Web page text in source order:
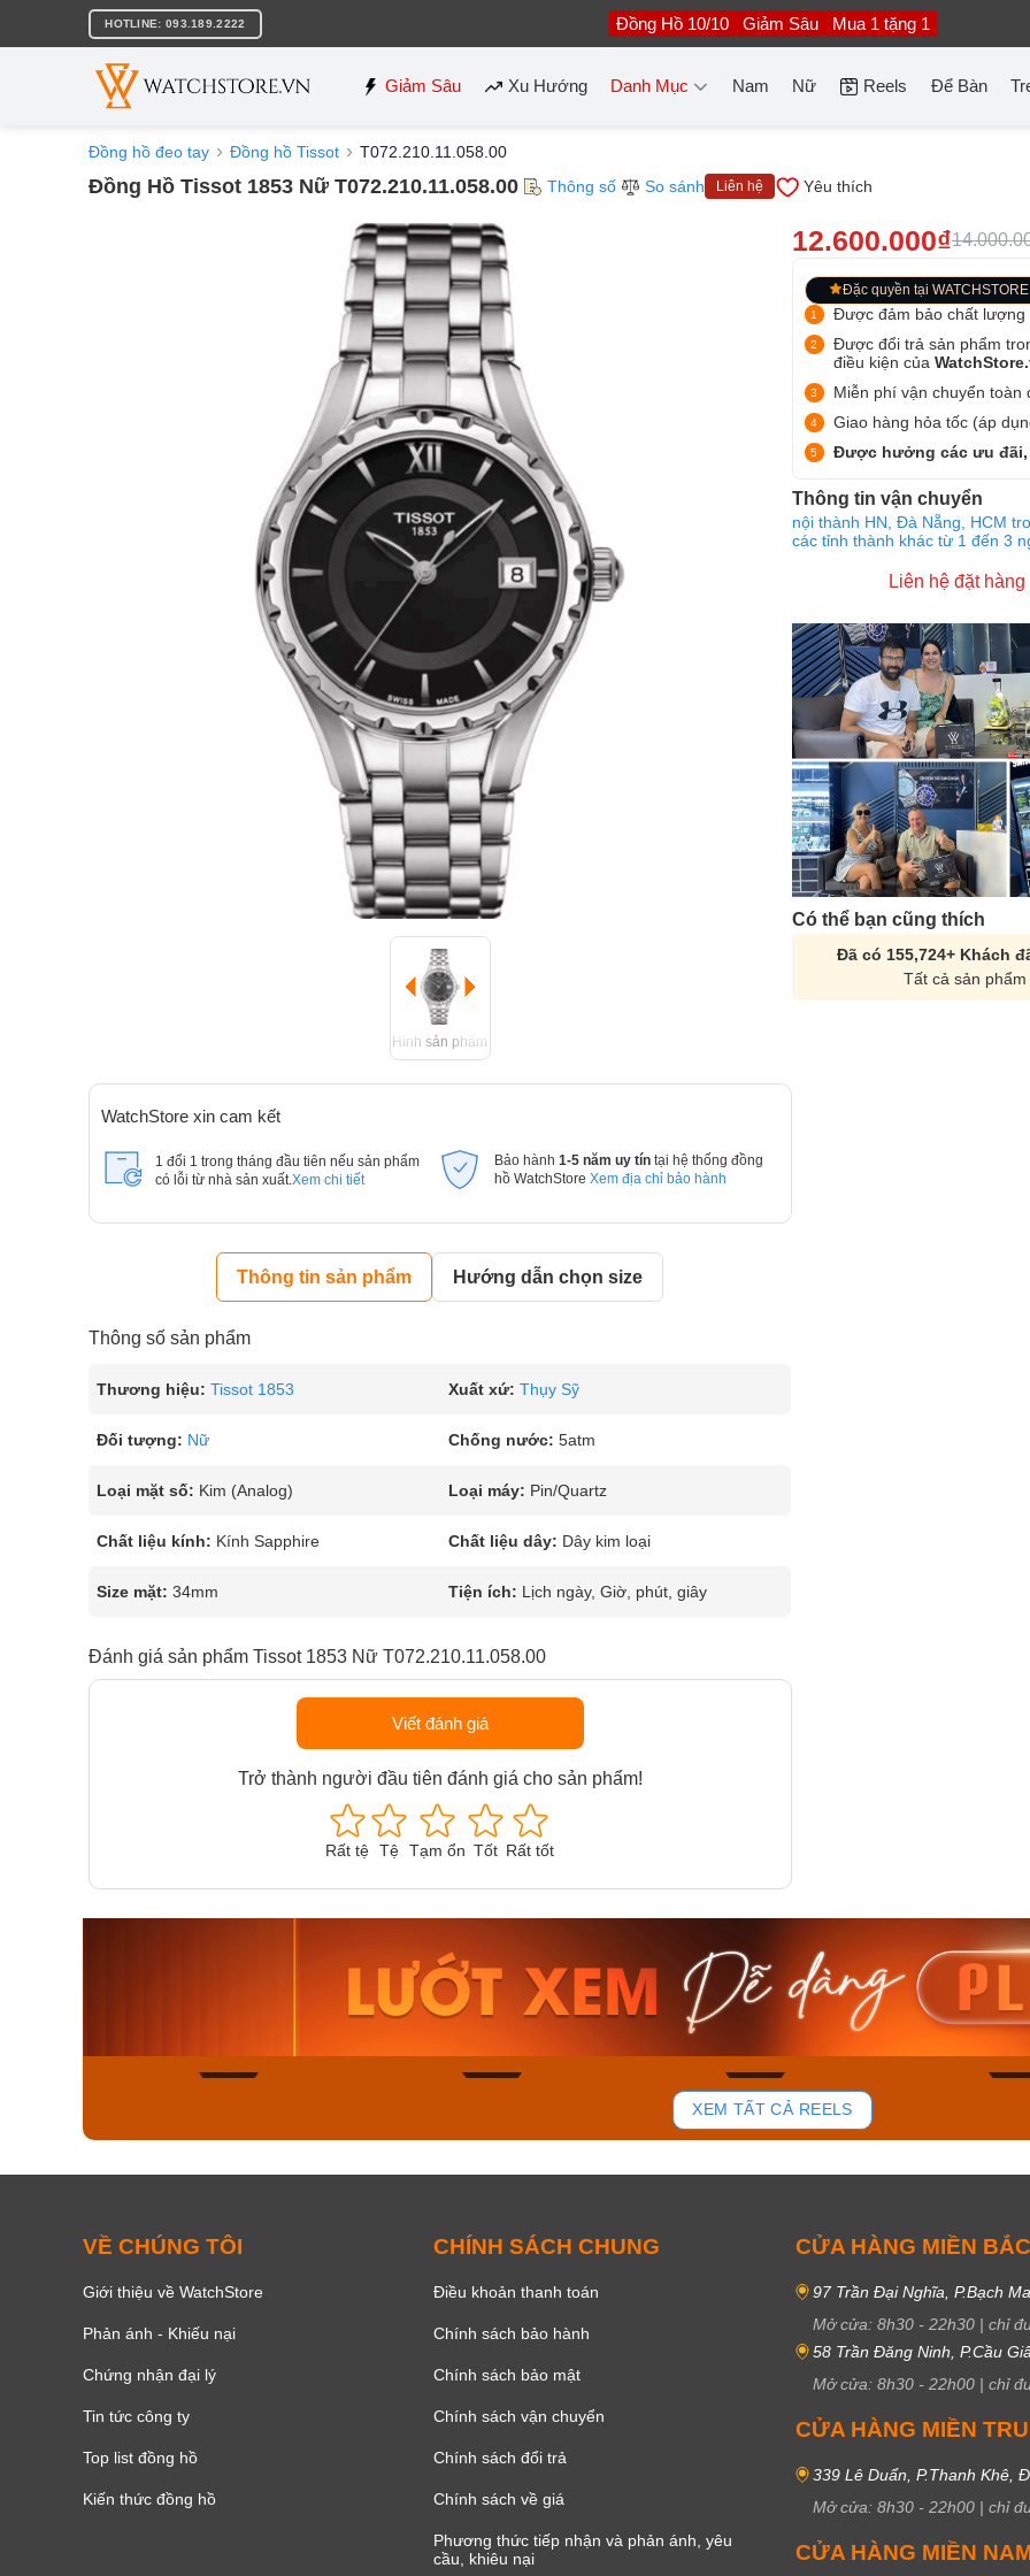
nội
HOTLINE: 093.189.2222 Đồng Hồ 10/10 Giảm Sâu Mua 1 tặng 1
Giảm Sâu Xu Hướng Danh Mục Nam Nữ Reels Để Bàn
Đồng hồ đeo tay Đồng hồ Tissot T072.210.11.058.00
Đồng Hồ Tissot 1853 Nữ T072.210.11.058.00 Thông số So sánh Liên hệ Yêu thích
Hình sản phẩm
WatchStore xin cam kết
1 đổi 1 trong tháng đầu tiên nếu sản phẩm
có lỗi từ nhà sản xuất. Xem chi tiết
Bảo hành 1-5 năm uy tín tại hệ thống đồng
hồ WatchStore Xem địa chỉ bảo hành
Thông tin sản phẩm Hướng dẫn chọn size
Thông số sản phẩm
Thương hiệu: Tissot 1853 Xuất xứ: Thụy Sỹ
Đối tượng: Nữ Chống nước: 5atm
Loại mặt số: Kim (Analog) Loại máy: Pin/Quartz
Chất liệu kính: Kính Sapphire Chất liệu dây: Dây kim loại
Size mặt: 34mm Tiện ích: Lịch ngày, Giờ, phút, giây
Đánh giá sản phẩm Tissot 1853 Nữ T072.210.11.058.00
Viết đánh giá
Trở thành người đầu tiên đánh giá cho sản phẩm!
Rất tệ Tệ Tạm ổn Tốt Rất tốt
12.600.000₫
Đặc quyền tại WATCHSTORE
Được đảm bảo chất lượng
Được đổi trả sản phẩm
điều kiện của
Miễn phí vận chuyển toàn
Giao hàng hỏa tốc (áp
Được hưởng các ưu đãi,
Thông tin vận chuyển
nội thành HN, Đà Nẵng, HCM
các tỉnh thành khác từ 1 đến 3
Liên hệ đặt hàng
Có thể bạn cũng thích
Đã có 155,724+ Khách
Tất cả sản
Casio Nam MTS-
115D-1AVDF
2.823.000₫
2.399.550₫
Mua ngay
35
Casio Nam MTS-
RS100L-1AVDF
4.276.000₫
3.634.600₫
Casio
230EL-
Mua
XEM TẤT CẢ REELS
VỀ CHÚNG TÔI
Giới thiệu về WatchStore
Phản ánh - Khiếu nại
Chứng nhận đại lý
Tin tức công ty
Top list đồng hồ
Kiến thức đồng hồ
CHÍNH SÁCH CHUNG
Điều khoản thanh toán
Chính sách bảo hành
Chính sách bảo mật
Chính sách vận chuyển
Chính sách đổi trả
Chính sách về giá
Phương thức tiếp nhận và phản ánh, yêu
cầu, khiêu nại
CỬA HÀNG MIỀN BẮC
97 Trần Đại Nghĩa, P.Bạch
Mở cửa: 8h30 - 22h30 | chỉ
58 Trần Đăng Ninh, P.Cầu
Mở cửa: 8h30 - 22h00 | chỉ
CỬA HÀNG MIỀN
339 Lê Duẩn, P.Thanh Khê,
Mở cửa: 8h30 - 22h00 | chỉ
CỬA HÀNG MIỀN